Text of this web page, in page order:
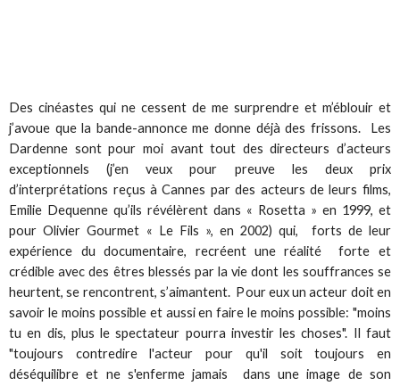
Des cinéastes qui ne cessent de me surprendre et m’éblouir et
j’avoue que la bande-annonce me donne déjà des frissons. Les
Dardenne sont pour moi avant tout des directeurs d’acteurs
exceptionnels (j’en veux pour preuve les deux prix
d’interprétations reçus à Cannes par des acteurs de leurs films,
Emilie Dequenne qu’ils révélèrent dans « Rosetta » en 1999, et
pour Olivier Gourmet « Le Fils », en 2002) qui, forts de leur
expérience du documentaire, recréent une réalité forte et
crédible avec des êtres blessés par la vie dont les souffrances se
heurtent, se rencontrent, s’aimantent. Pour eux un acteur doit en
savoir le moins possible et aussi en faire le moins possible: "moins
tu en dis, plus le spectateur pourra investir les choses". Il faut
"toujours contredire l'acteur pour qu'il soit toujours en
déséquilibre et ne s'enferme jamais dans une image de son